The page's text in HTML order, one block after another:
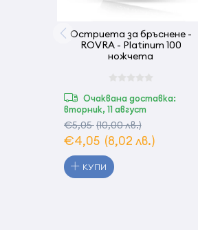
Остриета за бръснене -
ROVRA - Platinum 100
ножчета
Очаквана доставка:
вторник, 11 август
€5,05(10,00 лв.)
€4,05 (8,02 лв.)
КУПИ